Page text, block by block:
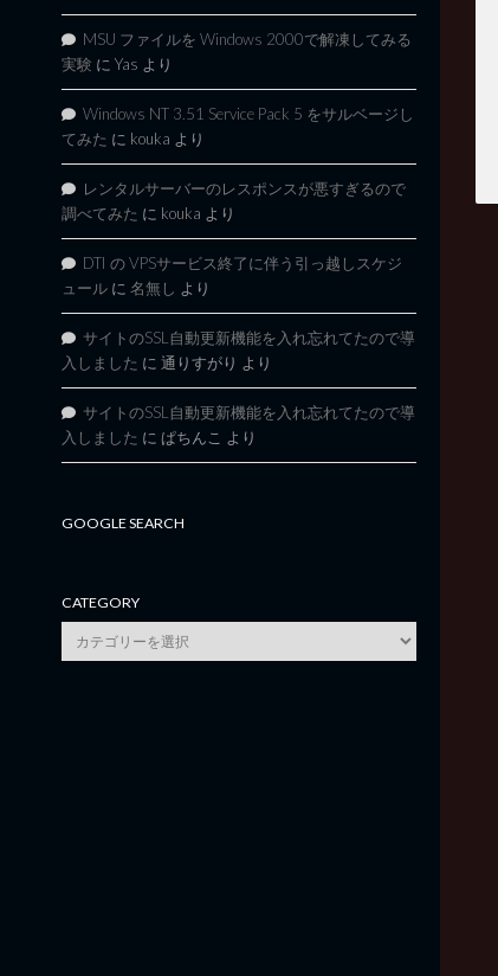
MSU ファイルを Windows 2000で解凍してみる
実験 に Yas より
Windows NT 3.51 Service Pack 5 をサルベージし
てみた に kouka より
レンタルサーバーのレスポンスが悪すぎるので
調べてみた に kouka より
DTI の VPSサービス終了に伴う引っ越しスケジ
ュール に 名無し より
サイトのSSL自動更新機能を入れ忘れてたので導
入しました に 通りすがり より
サイトのSSL自動更新機能を入れ忘れてたので導
入しました に ぱちんこ より
GOOGLE SEARCH
CATEGORY
category